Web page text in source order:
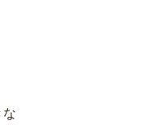
な